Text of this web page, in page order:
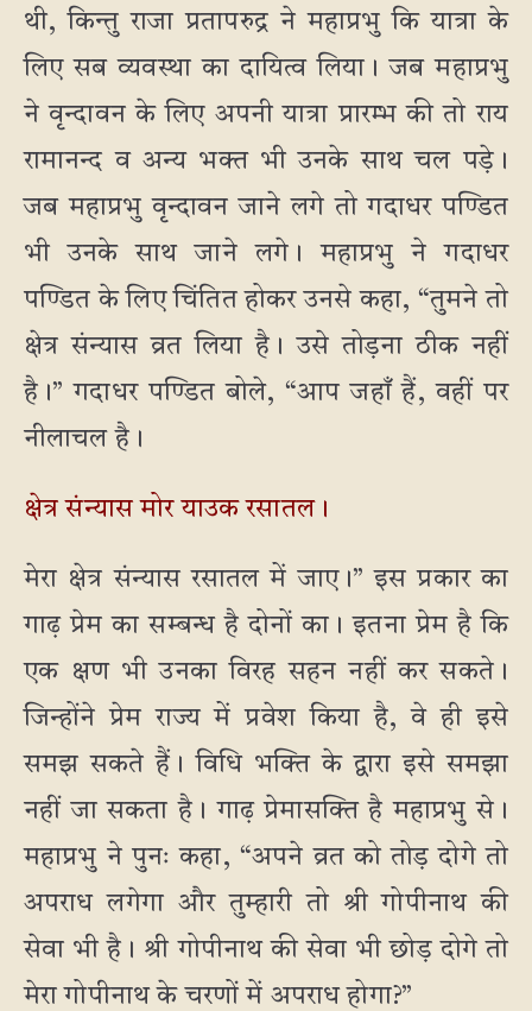
थी, किन्तु राजा प्रतापरुद्र ने महाप्रभु कि यात्रा के
लिए सब व्यवस्था का दायित्व लिया। जब महाप्रभु
ने वृन्दावन के लिए अपनी यात्रा प्रारम्भ की तो राय
रामानन्द व अन्य भक्त भी उनके साथ चल पड़े।
जब महाप्रभु वृन्दावन जाने लगे तो गदाधर पण्डित
भी उनके साथ जाने लगे। महाप्रभु ने गदाधर
पण्डित के लिए चिंतित होकर उनसे कहा, “तुमने तो
क्षेत्र संन्यास व्रत लिया है। उसे तोड़ना ठीक नहीं
है।” गदाधर पण्डित बोले, “आप जहाँ हैं, वहीं पर
नीलाचल है।
क्षेत्र संन्यास मोर याउक रसातल।
मेरा क्षेत्र संन्यास रसातल में जाए।” इस प्रकार का
गाढ़ प्रेम का सम्बन्ध है दोनों का। इतना प्रेम है कि
एक क्षण भी उनका विरह सहन नहीं कर सकते।
जिन्होंने प्रेम राज्य में प्रवेश किया है, वे ही इसे
समझ सकते हैं। विधि भक्ति के द्वारा इसे समझा
नहीं जा सकता है। गाढ़ प्रेमासक्ति है महाप्रभु से।
महाप्रभु ने पुनः कहा, “अपने व्रत को तोड़ दोगे तो
अपराध लगेगा और तुम्हारी तो श्री गोपीनाथ की
सेवा भी है। श्री गोपीनाथ की सेवा भी छोड़ दोगे तो
मेरा गोपीनाथ के चरणों में अपराध होगा?”